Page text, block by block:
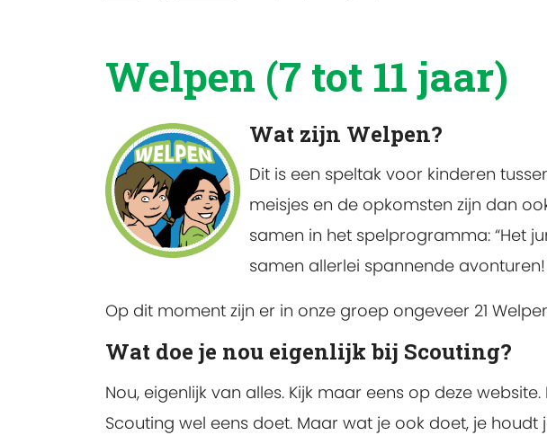
Welpen (7 tot 11 jaar)
Wat zijn Welpen?
Dit is een speltak voor kinderen
meisjes en de opkomsten zijn dan
samen in het spelprogramma: “Het
samen allerlei spannende avonturen!
Op dit moment zijn er in onze groep ongeveer 21
Wat doe je nou eigenlijk bij Scouting?
Nou, eigenlijk van alles. Kijk maar eens op deze
Scouting wel eens doet. Maar wat je ook doet, je